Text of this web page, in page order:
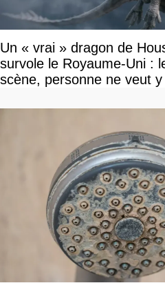
Un « vrai » dragon de
survole le Royaume-Uni :
scène, personne ne veut